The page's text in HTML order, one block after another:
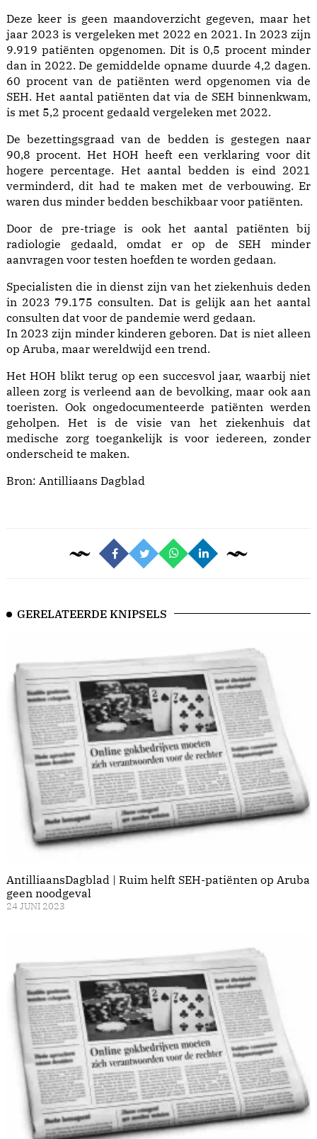
Deze keer is geen maandoverzicht gegeven, maar het
jaar 2023 is vergeleken met 2022 en 2021. In 2023 zijn
9.919 patiënten opgenomen. Dit is 0,5 procent minder
dan in 2022. De gemiddelde opname duurde 4,2 dagen.
60 procent van de patiënten werd opgenomen via de
SEH. Het aantal patiënten dat via de SEH binnenkwam,
is met 5,2 procent gedaald vergeleken met 2022.
De bezettingsgraad van de bedden is gestegen naar
90,8 procent. Het HOH heeft een verklaring voor dit
hogere percentage. Het aantal bedden is eind 2021
verminderd, dit had te maken met de verbouwing. Er
waren dus minder bedden beschikbaar voor patiënten.
Door de pre-triage is ook het aantal patiënten bij
radiologie gedaald, omdat er op de SEH minder
aanvragen voor testen hoefden te worden gedaan.
Specialisten die in dienst zijn van het ziekenhuis deden
in 2023 79.175 consulten. Dat is gelijk aan het aantal
consulten dat voor de pandemie werd gedaan.
In 2023 zijn minder kinderen geboren. Dat is niet alleen
op Aruba, maar wereldwijd een trend.
Het HOH blikt terug op een succesvol jaar, waarbij niet
alleen zorg is verleend aan de bevolking, maar ook aan
toeristen. Ook ongedocumenteerde patiënten werden
geholpen. Het is de visie van het ziekenhuis dat
medische zorg toegankelijk is voor iedereen, zonder
onderscheid te maken.
Bron: Antilliaans Dagblad
GERELATEERDE KNIPSELS
AntilliaansDagblad | Ruim helft SEH-patiënten op Aruba
geen noodgeval
24 JUNI 2023